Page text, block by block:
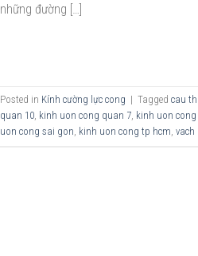
những đường […]
Posted in Kính cường lực cong | Tagged cau
quan 10, kinh uon cong quan 7, kinh uon
uon cong sai gon, kinh uon cong tp hcm, vach